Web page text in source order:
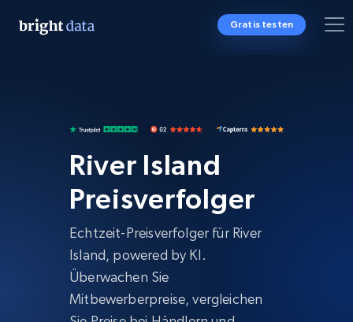
Gratis testen
River Island
Preisverfolger
Echtzeit-Preisverfolger für River
Island, powered by KI.
Überwachen Sie
Mitbewerberpreise, vergleichen